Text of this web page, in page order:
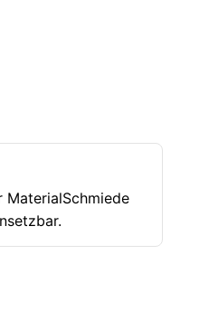
MaterialSchmiede